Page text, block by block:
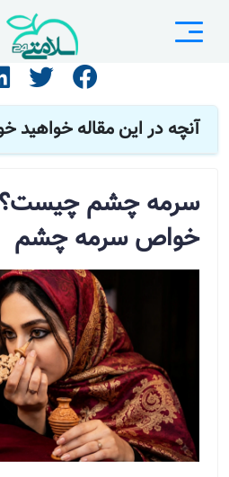
صفحه اصلی زیبایی سرمه چشم
آنچه در این مقاله خواهید
سرمه چشم
خواص سرمه چشم